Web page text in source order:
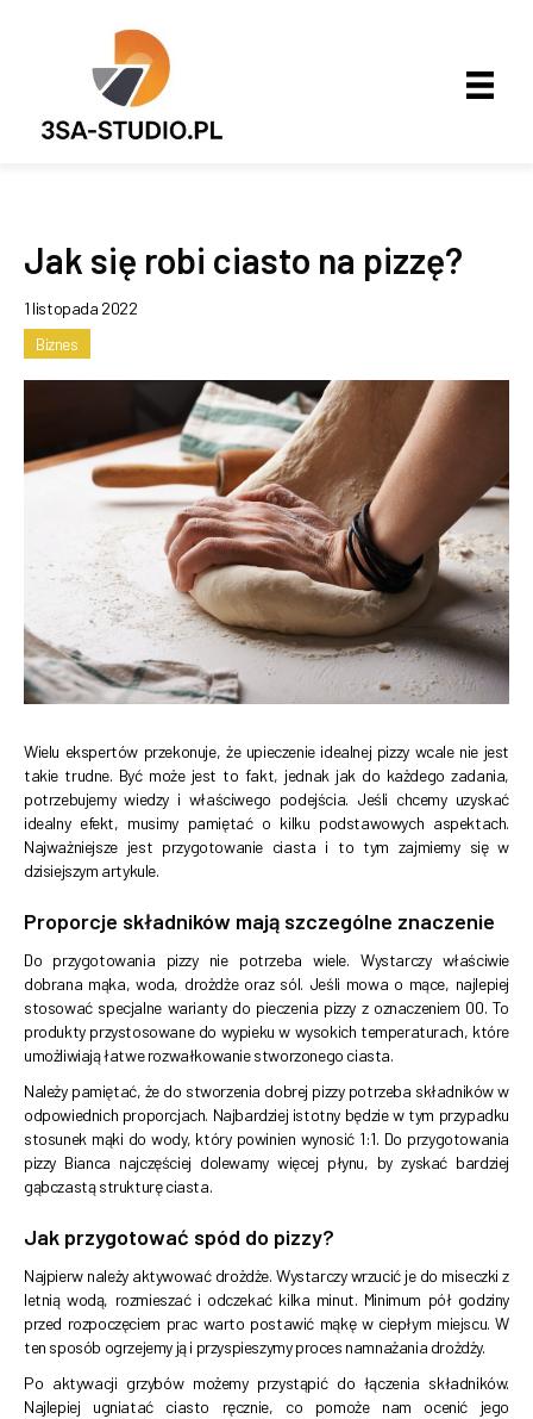
Jak się robi ciasto na pizzę?
1 listopada 2022
Biznes
Wielu ekspertów przekonuje, że upieczenie idealnej pizzy wcale nie jest
takie trudne. Być może jest to fakt, jednak jak do każdego zadania,
potrzebujemy wiedzy i właściwego podejścia. Jeśli chcemy uzyskać
idealny efekt, musimy pamiętać o kilku podstawowych aspektach.
Najważniejsze jest przygotowanie ciasta i to tym zajmiemy się w
dzisiejszym artykule.
Proporcje składników mają szczególne znaczenie
Do przygotowania pizzy nie potrzeba wiele. Wystarczy właściwie
dobrana mąka, woda, drożdże oraz sól. Jeśli mowa o mące, najlepiej
stosować specjalne warianty do pieczenia pizzy z oznaczeniem 00. To
produkty przystosowane do wypieku w wysokich temperaturach, które
umożliwiają łatwe rozwałkowanie stworzonego ciasta.
Należy pamiętać, że do stworzenia dobrej pizzy potrzeba składników w
odpowiednich proporcjach. Najbardziej istotny będzie w tym przypadku
stosunek mąki do wody, który powinien wynosić 1:1. Do przygotowania
pizzy Bianca najczęściej dolewamy więcej płynu, by zyskać bardziej
gąbczastą strukturę ciasta.
Jak przygotować spód do pizzy?
Najpierw należy aktywować drożdże. Wystarczy wrzucić je do miseczki z
letnią wodą, rozmieszać i odczekać kilka minut. Minimum pół godziny
przed rozpoczęciem prac warto postawić mąkę w ciepłym miejscu. W
ten sposób ogrzejemy ją i przyspieszymy proces namnażania drożdży.
Po aktywacji grzybów możemy przystąpić do łączenia składników.
Najlepiej ugniatać ciasto ręcznie, co pomoże nam ocenić jego